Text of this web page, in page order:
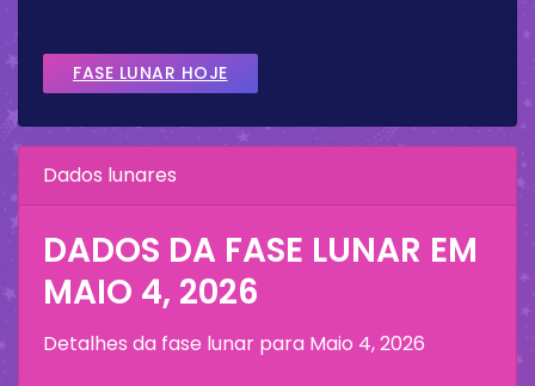
FASE LUNAR HOJE
Dados lunares
DADOS DA FASE LUNAR EM
MAIO 4, 2026
Detalhes da fase lunar para Maio 4, 2026